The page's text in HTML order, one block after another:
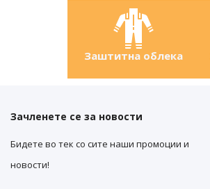
Заштитна облека
Зачленете се за новости
Бидете во тек со сите наши промоции и
новости!